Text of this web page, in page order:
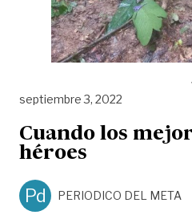
septiembre 3, 2022
Cuando los
héroes
Pd PERIODICO DEL META